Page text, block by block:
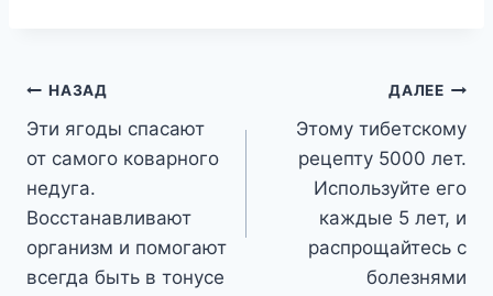
Навигация
по
записям
НАЗАД
Эти ягоды спасают
от самого коварного
недуга.
Восстанавливают
организм и помогают
всегда быть в тонусе
ДАЛЕЕ
Этому тибетскому
рецепту 5000 лет.
Используйте его
каждые 5 лет, и
распрощайтесь с
болезнями